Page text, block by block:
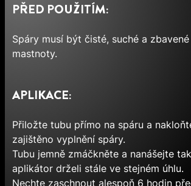
PŘED POUŽITÍM:
Spáry musí být čisté, suché a
mastnoty.
APLIKACE:
Přiložte tubu přímo na spáru a
zajištěno vyplnění spáry.
Tubu jemně zmáčkněte a nanášejte
aplikátor drželi stále ve stejném úhlu.
Nechte zaschnout alespoň 6 hodin